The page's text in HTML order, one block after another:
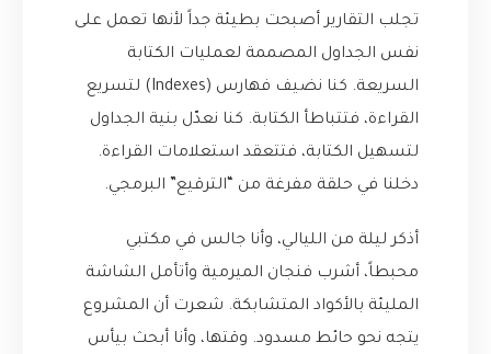
تجلب التقارير أصبحت بطيئة جداً لأنها تعمل على
نفس الجداول المصممة لعمليات الكتابة
السريعة. كنا نضيف فهارس (Indexes) لتسريع
القراءة، فتتباطأ الكتابة. كنا نعدّل بنية الجداول
لتسهيل الكتابة، فتتعقد استعلامات القراءة.
دخلنا في حلقة مفرغة من “الترقيع” البرمجي.
أذكر ليلة من الليالي، وأنا جالس في مكتبي
محبطاً، أشرب فنجان الميرمية وأتأمل الشاشة
المليئة بالأكواد المتشابكة. شعرت أن المشروع
يتجه نحو حائط مسدود. وقتها، وأنا أبحث بيأس